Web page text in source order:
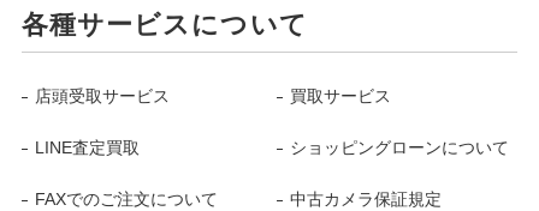
各種サービスについて
店頭受取サービス 買取サービス
LINE査定買取 ショッピングローンについて
FAXでのご注文について 中古カメラ保証規定